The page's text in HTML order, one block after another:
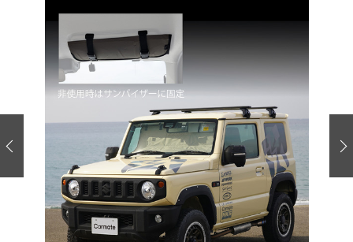
注目の記事
ショップレポート 愛車 File
自動車豆知識 ストップ！不具合修理＆粗悪修理
鈑金・塗装
ディテイリング
ディテイリング 洗車
ヘッドライト磨き コーティング
フィルム・ラッピング
鈑金・塗装
小キズ直し 防錆
ストップ 不具合修理＆粗悪修理
カーメーカー「旧車」関連プロジェ
クト
コラム
ショップ紹介
ショップレポート プロショップ検索